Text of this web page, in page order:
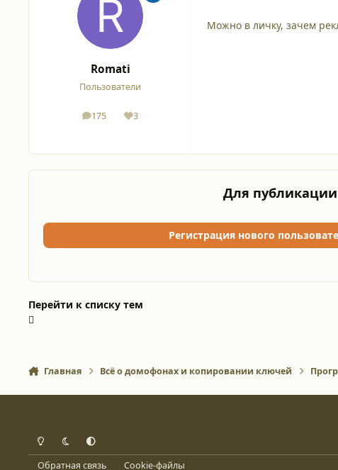
Romati
Пользователи
175
сообщения
3
Репутация
Можно в личку, зачем
Для публикации
Регистрация нового
Перейти к списку тем
Главная Всё о домофонах и копировании ключей
Light ModeDark ModeSystem Preference
Обратная связь Cookie-файлы